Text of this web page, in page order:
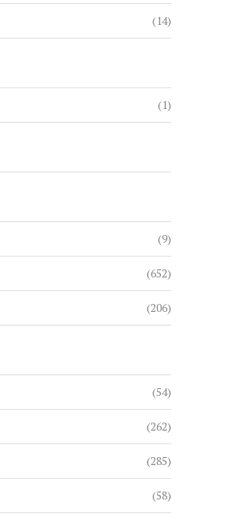
(14)
(1)
(9)
(652)
(206)
(54)
(262)
(285)
(58)